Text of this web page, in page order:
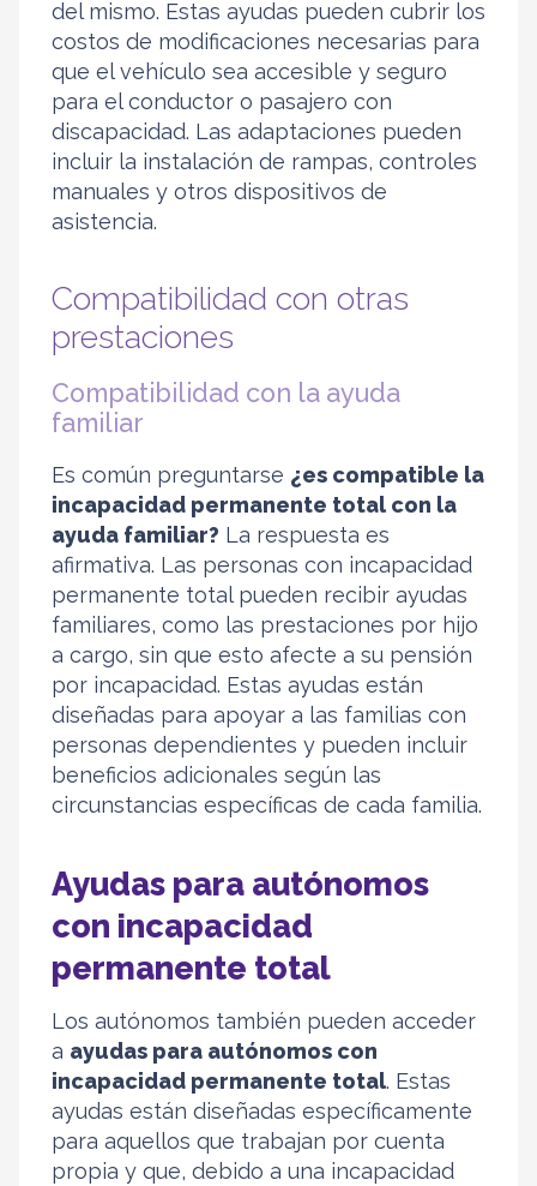
del mismo. Estas ayudas pueden cubrir los
costos de modificaciones necesarias para
que el vehículo sea accesible y seguro
para el conductor o pasajero con
discapacidad. Las adaptaciones pueden
incluir la instalación de rampas, controles
manuales y otros dispositivos de
asistencia.
Compatibilidad con otras
prestaciones
Compatibilidad con la ayuda
familiar
Es común preguntarse ¿es compatible la
incapacidad permanente total con la
ayuda familiar? La respuesta es
afirmativa. Las personas con incapacidad
permanente total pueden recibir ayudas
familiares, como las prestaciones por hijo
a cargo, sin que esto afecte a su pensión
por incapacidad. Estas ayudas están
diseñadas para apoyar a las familias con
personas dependientes y pueden incluir
beneficios adicionales según las
circunstancias específicas de cada familia.
Ayudas para autónomos
con incapacidad
permanente total
Los autónomos también pueden acceder
a ayudas para autónomos con
incapacidad permanente total. Estas
ayudas están diseñadas específicamente
para aquellos que trabajan por cuenta
propia y que, debido a una incapacidad